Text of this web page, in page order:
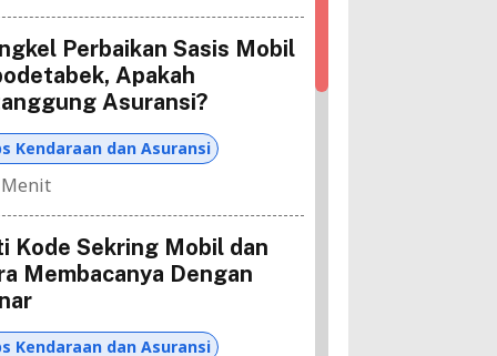
Perbaikan Sasis Mobil
Apakah
Asuransi?
Kendaraan dan Asuransi
Kode Sekring Mobil dan
Membacanya Dengan
Kendaraan dan Asuransi